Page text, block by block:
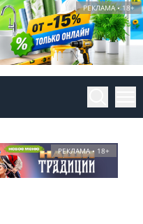
РЕКЛАМА • 18+
РЕКЛАМА • 18+